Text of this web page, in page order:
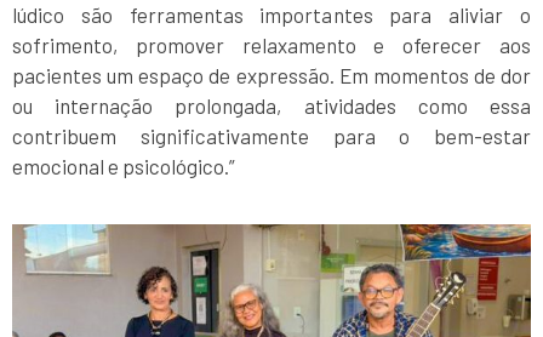
lúdico são ferramentas importantes para aliviar o
sofrimento, promover relaxamento e oferecer aos
pacientes um espaço de expressão. Em momentos de dor
ou internação prolongada, atividades como essa
contribuem significativamente para o bem-estar
emocional e psicológico.”